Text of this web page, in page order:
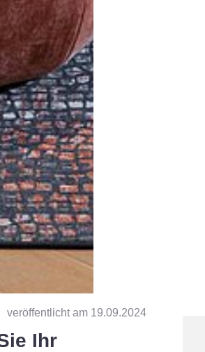
veröffentlicht am 19.09.2024
Ihr